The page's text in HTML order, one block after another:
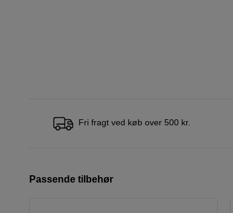
Fri fragt ved køb over 500 kr.
Passende tilbehør